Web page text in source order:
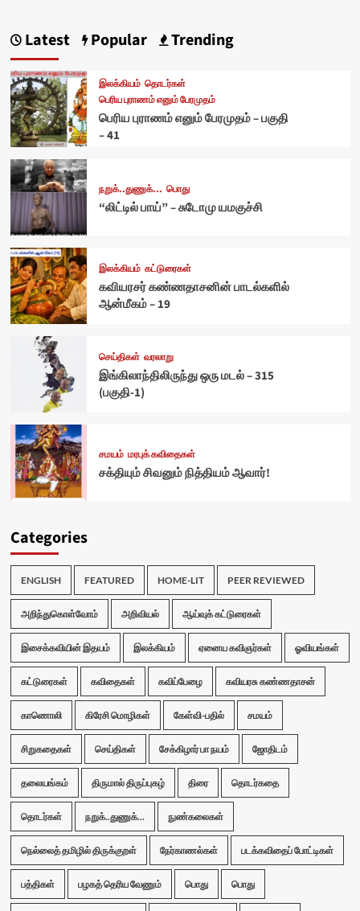
Latest Popular Trending
இலக்கியம் தொடர்கள்
பெரிய புராணம் எனும் பேரமுதம்
பெரிய புராணம் எனும் பேரமுதம் – பகுதி
– 41
நறுக்..துணுக்... பொது
“லிட்டில் பாய்” – சுடோமு யமகுச்சி
இலக்கியம் கட்டுரைகள்
கவியரசர் கண்ணதாசனின் பாடல்களில்
ஆன்மீகம் – 19
செய்திகள் வரலாறு
இங்கிலாந்திலிருந்து ஒரு மடல் – 315
(பகுதி-1)
சமயம் மரபுக் கவிதைகள்
சக்தியும் சிவனும் நித்தியம் ஆவார்!
Categories
ENGLISH FEATURED HOME-LIT PEER REVIEWED
அறிந்துகொள்வோம் அறிவியல் ஆய்வுக் கட்டுரைகள்
இசைக்கவியின் இதயம் இலக்கியம் ஏனைய கவிஞர்கள் ஓவியங்கள்
கட்டுரைகள் கவிதைகள் கவிப்பேழை கவியரசு கண்ணதாசன்
காணொலி கிரேசி மொழிகள் கேள்வி-பதில் சமயம்
சிறுகதைகள் செய்திகள் சேக்கிழார் பா நயம் ஜோதிடம்
தலையங்கம் திருமால் திருப்புகழ் திரை தொடர்கதை
தொடர்கள் நறுக்..துணுக்... நுண்கலைகள்
நெல்லைத் தமிழில் திருக்குறள் நேர்காணல்கள் படக்கவிதைப் போட்டிகள்
பத்திகள் பழகத் தெரிய வேணும் பொது பொது